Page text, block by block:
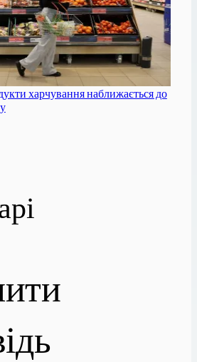
харчування наближається до